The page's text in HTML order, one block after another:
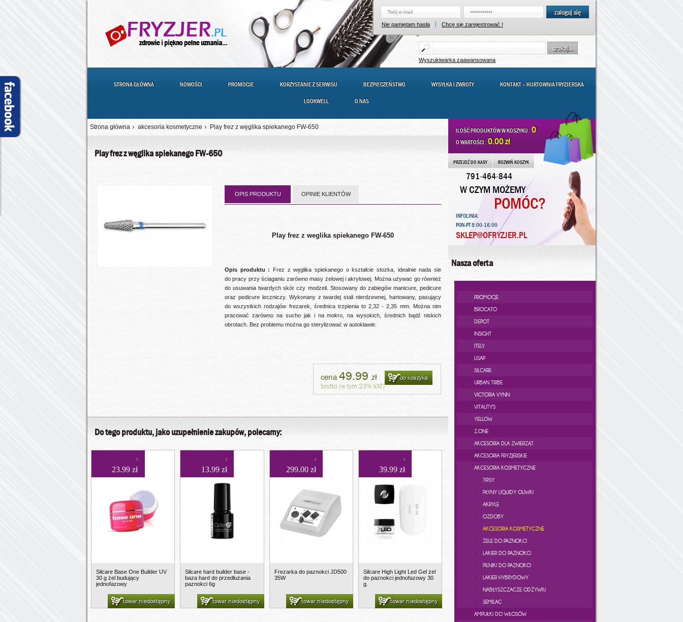
zaloguj się
Nie pamiętam hasła Chcę się zarejestrować !
szukaj...
Wyszukiwarka zaawansowana
STRONA GŁÓWNA NOWOŚCI PROMOCJE KORZYSTANIE Z SERWISU BEZPIECZEŃSTWO WYSYŁKA I ZWROTY KONTAKT – HURTOWNIA FRYZJERSKA
LOOKWELL O NAS
Strona główna akcesoria kosmetyczne Play frez z węglika spiekanego FW-650
Play frez z węglika spiekanego FW-650
OPIS PRODUKTU OPINIE KLIENTÓW
Play frez z weglika spiekanego FW-650
Opis produktu : Frez z węglika spiekanego o kształcie stozka, idealnie nada sie
do pracy przy ściaganiu zarówno masy żelowej i akrylowej. Można używac go również
do usuwania twardych skór czy modzeli. Stosowany do zabiegów manicure, pedicure
oraz pedicure leczniczy. Wykonany z twardej stali nierdzewnej, hartowany, pasujący
do wszystkich rodzajów frezarek, średnica trzpienia to 2,32 - 2,35 mm. Można nim
pracować zarówno na sucho jak i na mokro, na wysokich, średnich bądź niskich
obrotach. Bez problemu można go sterylizować w autoklawie.
cena49.99 zł
brutto (w tym 23% VAT)
do koszyka
Do tego produktu, jako uzupełnienie zakupów, polecamy:
23.99 zł
Silcare Base One Builder UV
30 g żel budujący
jednofazowy
towar niedostępny
13.99 zł
Silcare hard builder base -
baza hard do przedłużania
paznokci 6g
towar niedostępny
299.00 zł
Frezarka do paznokci JD500
35W
towar niedostępny
39.99 zł
Silcare High Light Led Gel żel
do paznokci jednofazowy 30
g.
towar niedostępny
ILOŚĆ PRODUKTÓW W KOSZYKU :0
O WARTOŚCI :0.00 zł
PRZEJDŹ DO KASY ROZWIŃ KOSZYK
W CZYM MOŻEMY
POMÓC?
INFOLINIA:
791-464-844
PON-PT 8:00-16:00
SKLEP@OFRYZJER.PL
Nasza oferta
PROMOCJE
BROCATO
DEPOT
INSIGHT
ITELY
LISAP
SILCARE
URBAN TRIBE
VICTORIA VYNN
VITALITY'S
YELLOW
Z.ONE
AKCESORIA DLA ZWIERZĄT
AKCESORIA FRYZJERSKIE
AKCESORIA KOSMETYCZNE
TIPSY
PŁYNY LIQUIDY OLIWKI
AKRYLE
OZDOBY
AKCESORIA KOSMETYCZNE
ŻELE DO PAZNOKCI
LAKIER DO PAZNOKCI
PILNIKI DO PAZNOKCI
LAKIER HYBRYDOWY
NABŁYSZCZACZE ODŻYWKI
SEMILAC
AMPUŁKI DO WŁOSÓW